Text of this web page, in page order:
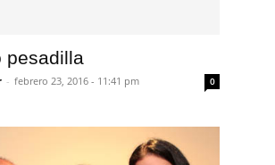
pesadilla
- febrero 23, 2016 - 11:41 pm 0